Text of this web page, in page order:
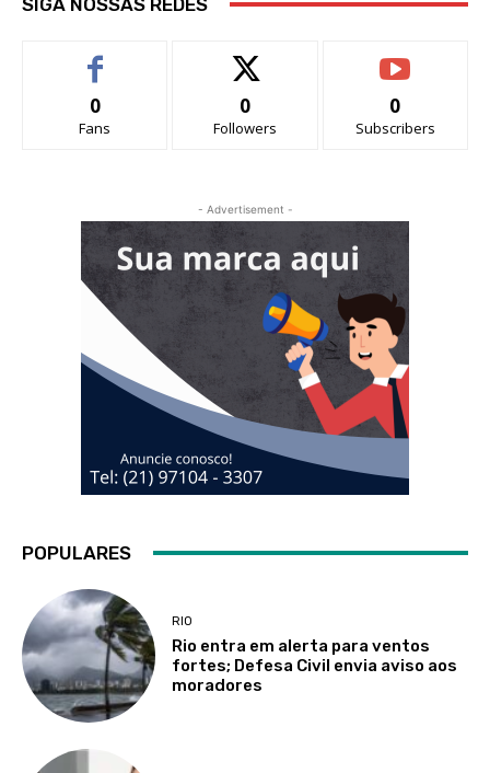
0
Fans
0
Followers
0
Subscribers
- Advertisement -
POPULARES
RIO
Rio entra em alerta para ventos
fortes; Defesa Civil envia aviso aos
moradores